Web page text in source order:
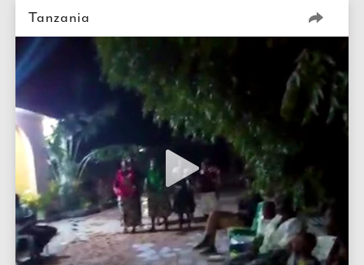
Tanzania